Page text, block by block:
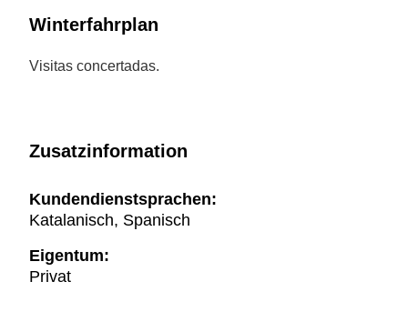
Winterfahrplan
Visitas concertadas.
Zusatzinformation
Kundendienstsprachen:
Katalanisch, Spanisch
Eigentum:
Privat